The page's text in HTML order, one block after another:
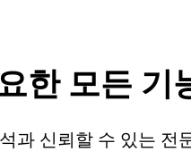
한 모든 기
과 신뢰할 수 있는